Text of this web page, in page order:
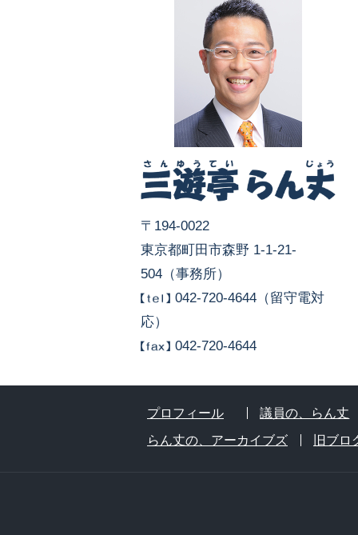
〒194-0022
東京都町田市森野 1-1-21-
504（事務所）
042-720-4644（留守電対
応）
042-720-4644
プロフィール
議員の、らん丈
らん丈の、アーカイブズ
旧ブロ